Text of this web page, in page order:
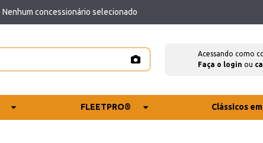
Nenhum concessionário selecionado
Acessando como
Faça o login ou
FLEETPRO® Clássicos